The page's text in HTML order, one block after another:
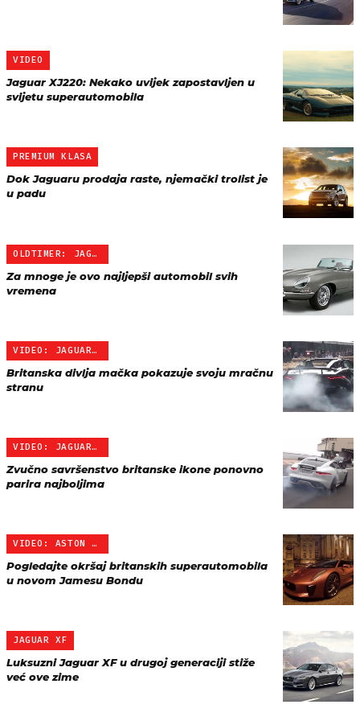
VIDEO
Jaguar XJ220: Nekako uvijek zapostavljen u
svijetu superautomobila
PREMIUM KLASA
Dok Jaguaru prodaja raste, njemački trolist je
u padu
OLDTIMER: JAGUAR E-TYPE …
Za mnoge je ovo najljepši automobil svih
vremena
VIDEO: JAGUAR PROJEKT 7
Britanska divlja mačka pokazuje svoju mračnu
stranu
VIDEO: JAGUAR F-TYPE
Zvučno savršenstvo britanske ikone ponovno
parira najboljima
VIDEO: ASTON MARTIN VS J…
Pogledajte okršaj britanskih superautomobila
u novom Jamesu Bondu
JAGUAR XF
Luksuzni Jaguar XF u drugoj generaciji stiže
već ove zime